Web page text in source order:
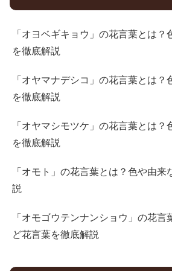
「オヨベギキョウ」の花言葉とは？
を徹底解説
「オヤマナデシコ」の花言葉とは？
を徹底解説
「オヤマシモツケ」の花言葉とは？
を徹底解説
「オモト」の花言葉とは？色や由来
説
「オモゴウテンナンショウ」の花言
ど花言葉を徹底解説